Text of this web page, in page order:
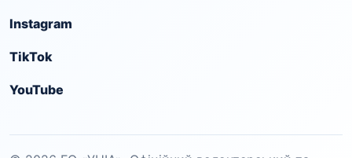
Instagram
TikTok
YouTube